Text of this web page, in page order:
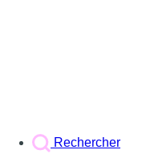
Rechercher